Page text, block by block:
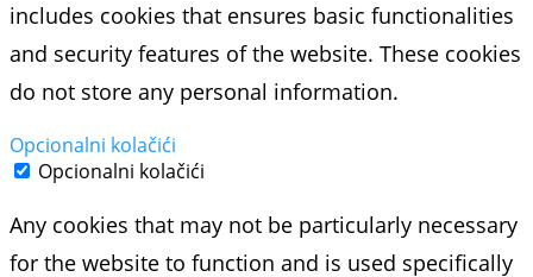
includes cookies that ensures basic functionalities
and security features of the website. These cookies
do not store any personal information.
Opcionalni kolačići
Opcionalni kolačići
Any cookies that may not be particularly necessary
for the website to function and is used specifically